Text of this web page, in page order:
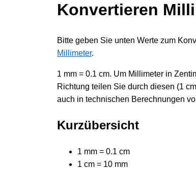
Konvertieren
Bitte geben Sie unten Werte zum
Millimeter.
1 mm = 0.1 cm. Um Millimeter in
Richtung teilen Sie durch diesen (1
auch in technischen Berechnungen
Kurzübersicht
1 mm = 0.1 cm
1 cm = 10 mm